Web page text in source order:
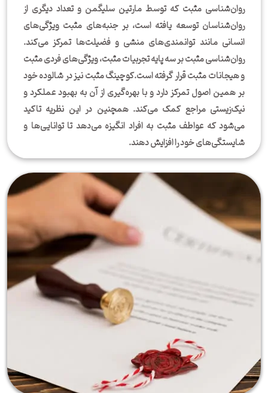
روان‌شناسی مثبت که توسط مارتین سلیگمن و تعداد دیگری از
روان‌شناسان توسعه یافته است، بر جنبه‌های مثبت ویژگی‌های
انسانی مانند توانمندی‌های منشی و فضیلت‌ها تمرکز می‌کند.
روان‌شناسی مثبت بر سه پایه تجربیات مثبت، ویژگی‌های فردی مثبت
و هیجانات مثبت قرار گرفته است.کوچینگ مثبت نیز در شالوده خود
بر همین اصول تمرکز دارد و با بهره‌گیری از آن به بهبود عملکرد و
نیک‌زیستی مراجع کمک می‌کند. همچنین در این نظریه تاکید
می‌شود که عواطف مثبت به افراد انگیزه می‌دهد تا توانایی‌ها و
شایستگی‌های خود را افزایش دهند.